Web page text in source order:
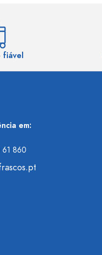
fiável
em:
860